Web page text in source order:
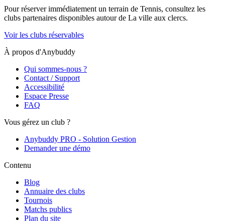
Pour réserver immédiatement un terrain de Tennis, consultez les
clubs partenaires disponibles autour de La ville aux clercs.
Voir les clubs réservables
À propos d'Anybuddy
Qui sommes-nous ?
Contact / Support
Accessibilité
Espace Presse
FAQ
Vous gérez un club ?
Anybuddy PRO - Solution Gestion
Demander une démo
Contenu
Blog
Annuaire des clubs
Tournois
Matchs publics
Plan du site